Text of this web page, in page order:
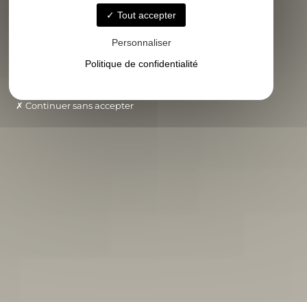
Tout accepter
Personnaliser
Politique de confidentialité
Continuer sans accepter